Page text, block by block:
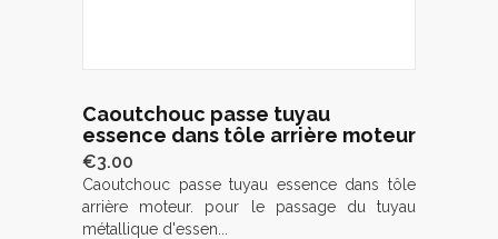
Caoutchouc passe tuyau
essence dans tôle arrière moteur
€3.00
Caoutchouc passe tuyau essence dans tôle
arrière moteur. pour le passage du tuyau
métallique d'essen...